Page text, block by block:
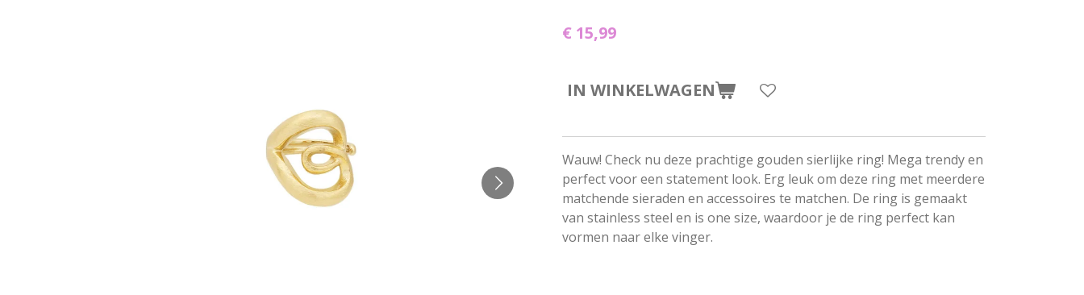
€ 15,99
IN WINKELWAGEN
Wauw! Check nu deze prachtige gouden sierlijke ring! Mega trendy en
perfect voor een statement look. Erg leuk om deze ring met meerdere
matchende sieraden en accessoires te matchen. De ring is gemaakt
van stainless steel en is one size, waardoor je de ring perfect kan
vormen naar elke vinger.